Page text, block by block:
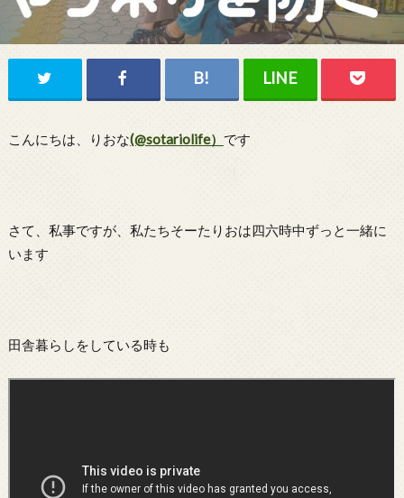
こんにちは、りおな(@sotariolife） です
さて、私事ですが、私たちそーたりおは四六時中ずっと一緒に
います
田舎暮らしをしている時も